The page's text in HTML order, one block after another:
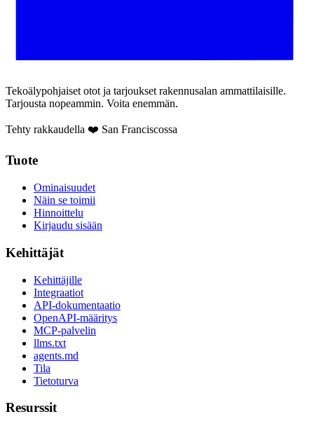
Tekoälypohjaiset otot ja tarjoukset rakennusalan ammattilaisille.
Tarjousta nopeammin. Voita enemmän.
Tehty rakkaudella ❤️ San Franciscossa
Tuote
Ominaisuudet
Näin se toimii
Hinnoittelu
Kirjaudu sisään
Kehittäjät
Kehittäjille
Integraatiot
API-dokumentaatio
OpenAPI-määritys
MCP-palvelin
llms.txt
agents.md
Tila
Tietoturva
Resurssit